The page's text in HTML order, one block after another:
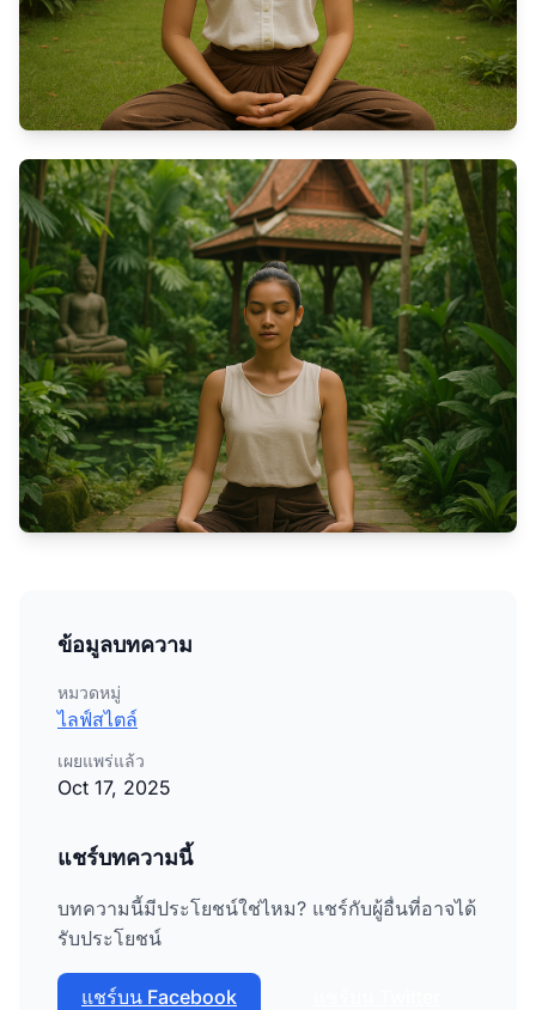
ข้อมูลบทความ
หมวดหมู่
ไลฟ์สไตล์
เผยแพร่แล้ว
Oct 17, 2025
แชร์บทความนี้
บทความนี้มีประโยชน์ใช่ไหม? แชร์กับผู้อื่นที่อาจได้
รับประโยชน์
แชร์บน Facebook